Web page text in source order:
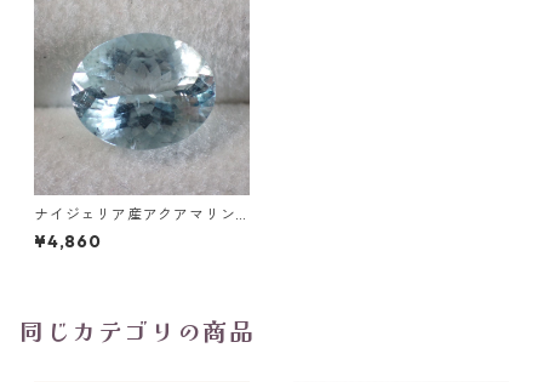
ナイジェリア産アクアマリン
オーバルカットルース 2.7ct 1
0.5mm*8.5mm*5.4mm
¥4,860
同じカテゴリの商品